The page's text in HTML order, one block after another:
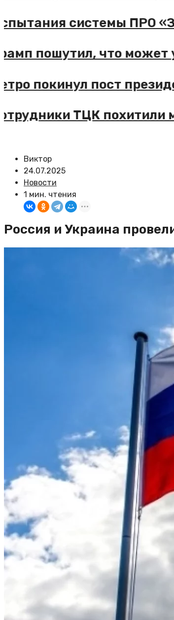
системы ПРО
пошутил, что может
покинул пост
ТЦК похитили
Виктор
24.07.2025
Новости
1 мин. чтения
Россия и Украина